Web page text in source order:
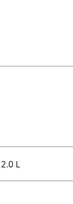
2.0 L